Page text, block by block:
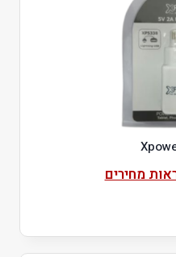
מחירים